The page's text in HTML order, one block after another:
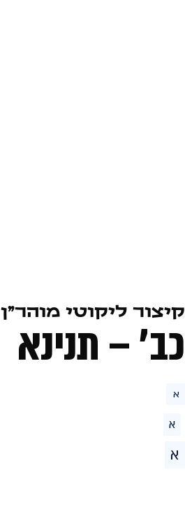
קיצור ליקוטי מוהר״ן
כב׳ – תנינא
א
א
א